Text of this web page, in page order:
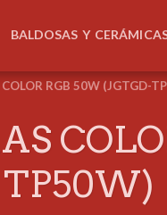
BALDOSAS Y
COLOR RGB 50W (JGTGD-
TP50W)